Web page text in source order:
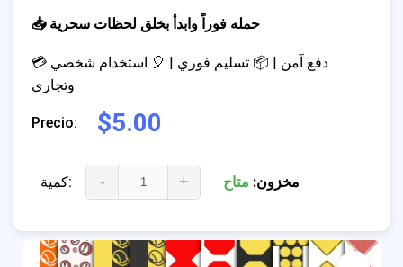
📥 حمله فوراً وابدأ بخلق لحظات سحرية
💳 دفع آمن | 📦 تسليم فوري | 🎈 استخدام شخصي
وتجاري
Precio: $5.00
كمية: - + مخزون: متاح